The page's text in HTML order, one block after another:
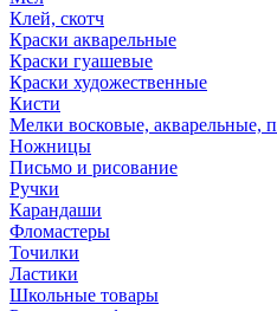
Клей, скотч
Краски акварельные
Краски гуашевые
Краски художественные
Кисти
Мелки восковые, акварельные,
Ножницы
Письмо и рисование
Ручки
Карандаши
Фломастеры
Точилки
Ластики
Школьные товары